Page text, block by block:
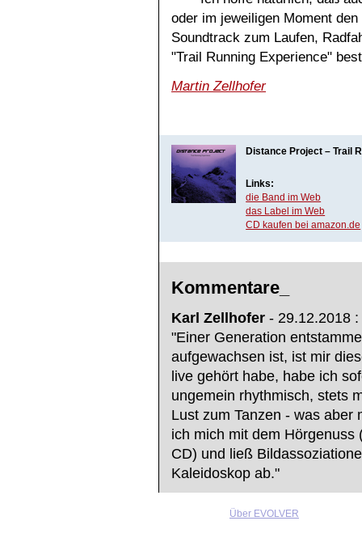
oder im jeweiligen Moment
Soundtrack zum Laufen,
"Trail Running Experience"
Martin Zellhofer
Distance Project – Trail
Links:
die Band im Web
das Label im Web
CD kaufen bei amazon.de
Kommentare_
Karl Zellhofer - 29.12.2018
"Einer Generation
aufgewachsen ist, ist mir
live gehört habe, habe ich
ungemein rhythmisch, stets
Lust zum Tanzen - was aber
ich mich mit dem
CD) und ließ
Kaleidoskop ab."
Über EVOLVER